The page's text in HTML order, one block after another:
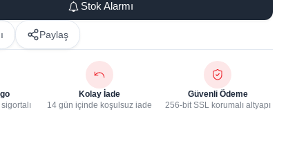
Stok Alarmı
Paylaş
Kolay İade
14 gün içinde koşulsuz iade
Güvenli Ödeme
256-bit SSL korumalı altyapı